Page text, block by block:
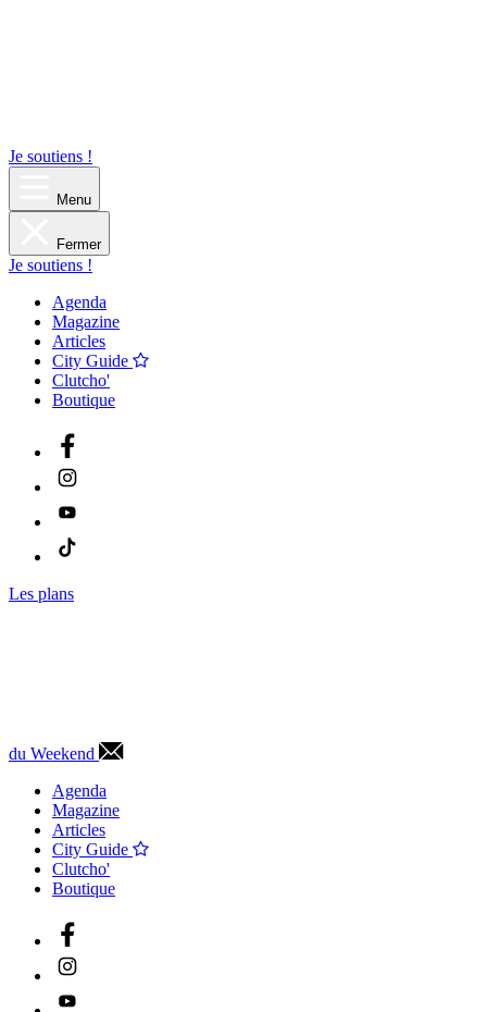
Je soutiens !
Menu
Fermer
Je soutiens !
Agenda
Magazine
Articles
City Guide
Clutcho'
Boutique
Les plans
du Weekend
Agenda
Magazine
Articles
City Guide
Clutcho'
Boutique